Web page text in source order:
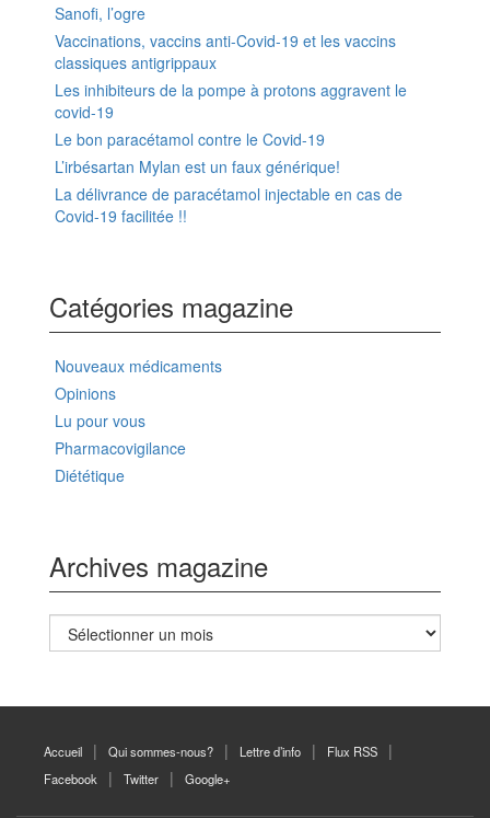
Sanofi, l’ogre
Vaccinations, vaccins anti-Covid-19 et les vaccins
classiques antigrippaux
Les inhibiteurs de la pompe à protons aggravent le
covid-19
Le bon paracétamol contre le Covid-19
L’irbésartan Mylan est un faux générique!
La délivrance de paracétamol injectable en cas de
Covid-19 facilitée !!
Catégories magazine
Nouveaux médicaments
Opinions
Lu pour vous
Pharmacovigilance
Diététique
Archives magazine
Archives
magazine
Accueil Qui sommes-nous? Lettre d’info
Flux RSS
Facebook
Twitter Google+